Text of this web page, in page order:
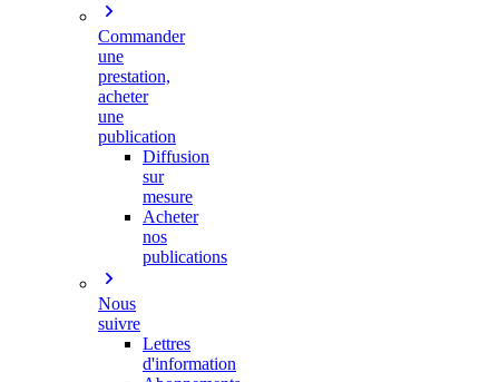
Commander
une
prestation,
acheter
une
publication
Diffusion
sur
mesure
Acheter
nos
publications
Nous
suivre
Lettres
d'information